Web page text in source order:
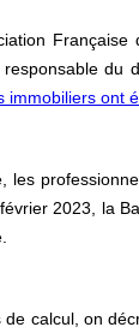
du
immobiliers ont
les
2023, la
calcul, on